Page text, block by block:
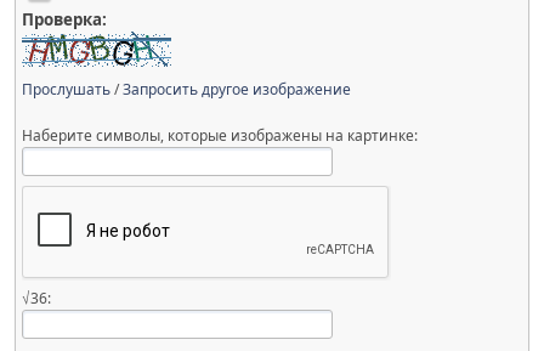
Проверка:
Прослушать/Запросить другое изображение
Наберите символы, которые изображены на картинке:
√36: